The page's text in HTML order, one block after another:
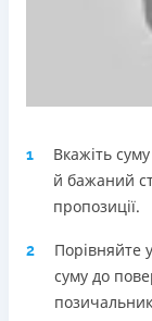
Ліцензія
1
Вкажіть
й бажаний
пропозиції.
2
Порівняйте
суму до